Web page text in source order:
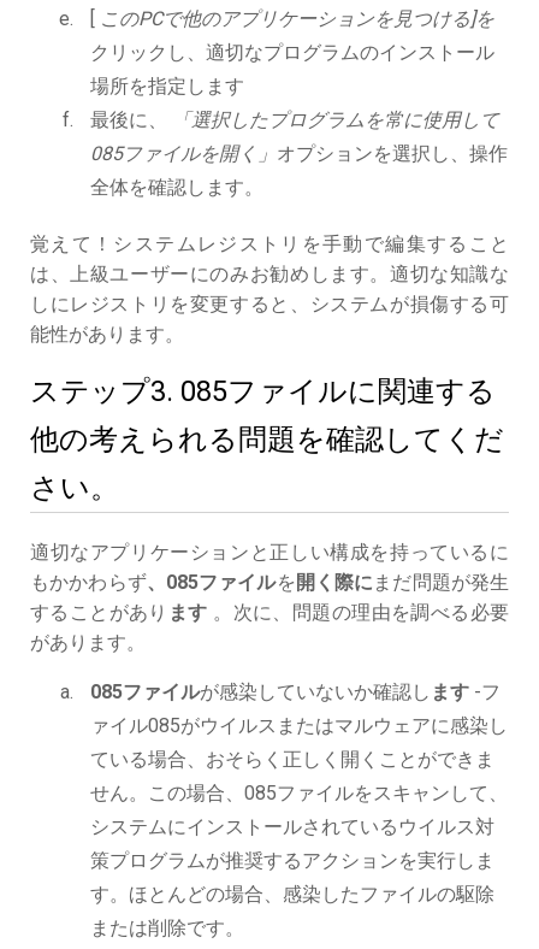
[ このPCで他のアプリケーションを見つける]を
クリックし、適切なプログラムのインストール
場所を指定します
最後に、
「選択したプログラムを常に使用して
085ファイルを開く」 オプションを選択し、操作
全体を確認します。
覚えて！システムレジストリを手動で編集すること
は、上級ユーザーにのみお勧めします。適切な知識な
しにレジストリを変更すると、システムが損傷する可
能性があります。
ステップ3. 085ファイルに関連する
他の考えられる問題を確認してくだ
さい。
適切なアプリケーションと正しい構成を持っているに
もかかわらず、085ファイルを 開く際に まだ問題が発生
することがあり ます 。次に、問題の理由を調べる必要
があります。
085ファイルが感染していないか確認し ます -フ
ァイル085がウイルスまたはマルウェアに感染し
ている場合、おそらく正しく開くことができま
せん。この場合、085ファイルをスキャンして、
システムにインストールされているウイルス対
策プログラムが推奨するアクションを実行しま
す。ほとんどの場合、感染したファイルの駆除
または削除です。